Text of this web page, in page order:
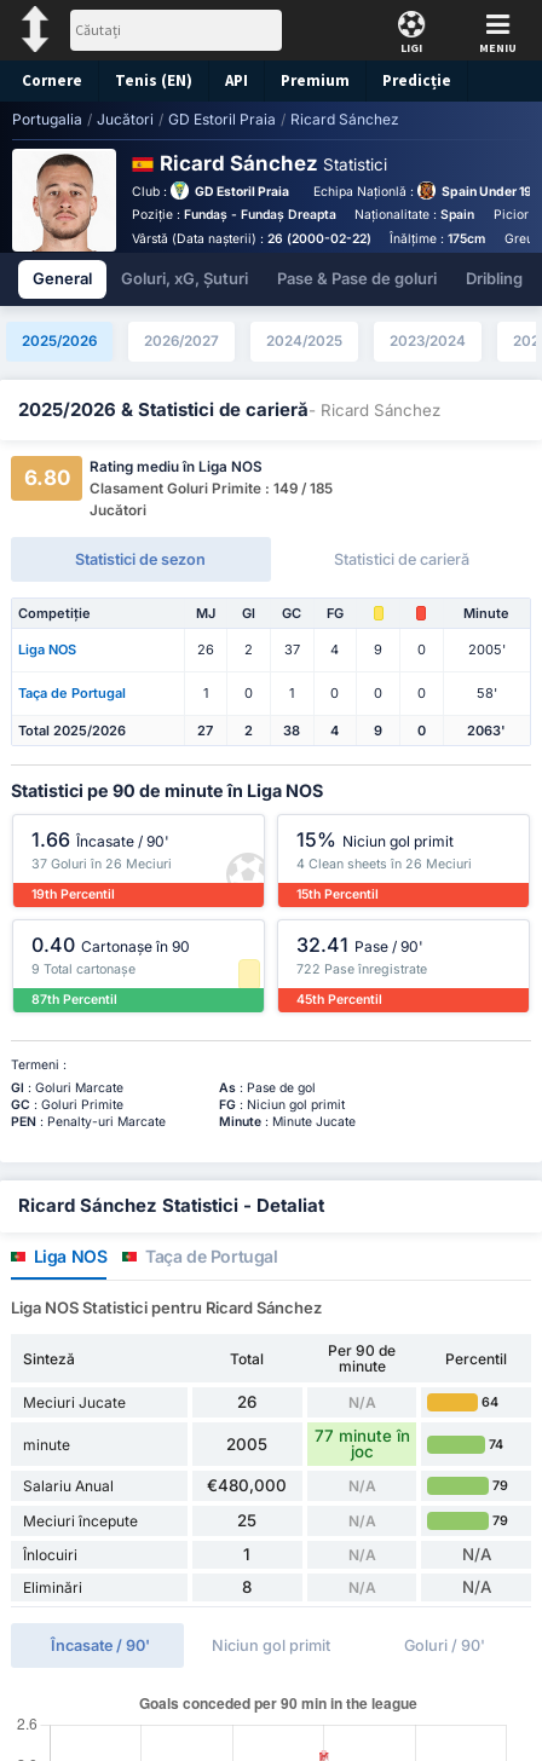
LIGI MENIU
Cornere Tenis (EN) API Premium Predicție
Portugalia / Jucători / GD Estoril Praia / Ricard Sánchez
Ricard Sánchez Statistici
Club : GD Estoril Praia Echipa Naționlă :
Spain Under 19
Poziție : Fundaș - Fundaș Dreapta Naționalitate :Spain
Picior
Vârstă (Data nașterii) : 26 (2000-02-22) Înălțime :175cm
General Goluri, xG, Șuturi Pase & Pase de goluri Dribling
2025/2026 2026/2027 2024/2025 2023/2024
2025/2026 & Statistici de carieră- Ricard Sánchez
6.80
Rating mediu în Liga NOS
Clasament Goluri Primite : 149 / 185
Jucători
Statistici de sezon Statistici de carieră
Competiție MJ Gl GC FG Minute
Liga NOS 26 2 37 4 9 0 2005'
Taça de Portugal 1 0 1 0 0 0 58'
Total 2025/2026 27 2 38 4 9 0 2063'
Statistici pe 90 de minute în Liga NOS
1.66 Încasate / 90'
37 Goluri în 26 Meciuri
19th Percentil
15% Niciun gol primit
4 Clean sheets în 26 Meciuri
15th Percentil
0.40 Cartonașe în 90
9 Total cartonașe
87th Percentil
32.41 Pase / 90'
722 Pase înregistrate
45th Percentil
Termeni :
Gl : Goluri Marcate As: Pase de gol
GC : Goluri Primite FG: Niciun gol primit
PEN : Penalty-uri Marcate Minute: Minute Jucate
Ricard Sánchez Statistici - Detaliat
Liga NOS Taça de Portugal
Liga NOS Statistici pentru Ricard Sánchez
Sinteză Total
Per 90 de
minute
Percentil
Meciuri Jucate 26 N/A 64
minute 2005
77 minute în
joc
74
Salariu Anual €480,000 N/A 79
Meciuri începute 25 N/A 79
Înlocuiri 1 N/A N/A
Eliminări 8 N/A N/A
Încasate / 90' Niciun gol primit Goluri / 90'